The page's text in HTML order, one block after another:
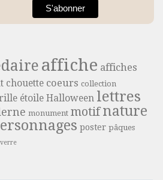
affiche affiches
chouette coeurs collection
étoile Halloween lettres
monument motif nature
poster pâques
verre